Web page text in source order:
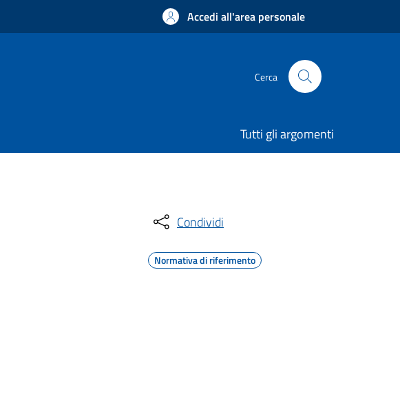
Accedi all'area personale
Cerca
Tutti gli argomenti
Condividi
Normativa di riferimento